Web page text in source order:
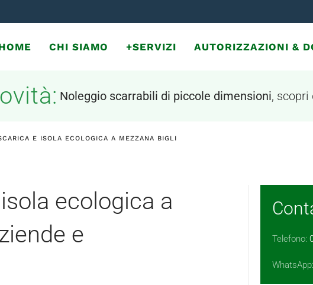
CHI SIAMO +SERVIZI AUTORIZZAZIONI &
Noleggio scarrabili di piccole dimensioni, scopri
E ISOLA ECOLOGICA A MEZZANA BIGLI
ecologica a
e
Telefono:
WhatsApp: